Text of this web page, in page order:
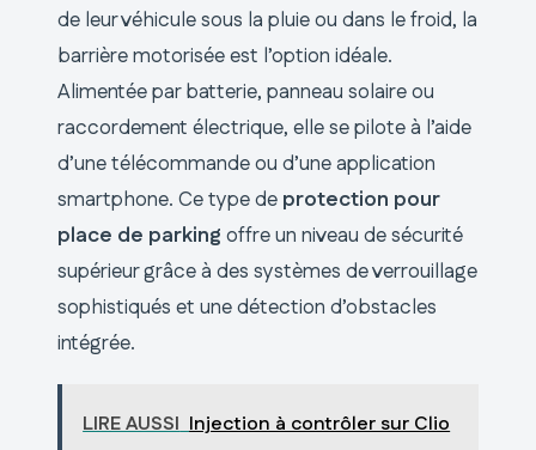
de leur véhicule sous la pluie ou dans le froid, la
barrière motorisée est l’option idéale.
Alimentée par batterie, panneau solaire ou
raccordement électrique, elle se pilote à l’aide
d’une télécommande ou d’une application
smartphone. Ce type de protection pour
place de parking offre un niveau de sécurité
supérieur grâce à des systèmes de verrouillage
sophistiqués et une détection d’obstacles
intégrée.
LIRE AUSSI Injection à contrôler sur Clio